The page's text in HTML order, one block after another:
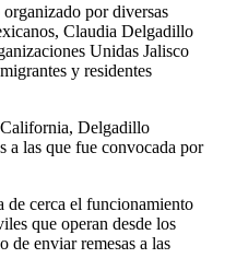
por diversas
Claudia Delgadillo
Unidas Jalisco
y residentes
Delgadillo
a las que fue convocada por
de cerca el funcionamiento
que operan desde los
de enviar remesas a las